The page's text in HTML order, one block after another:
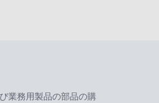
業務用製品の部品の購